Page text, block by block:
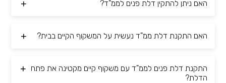
האם ניתן להתקין דלת פנים לממ"ד?
האם התקנת דלת ממ"ד נעשית על המשקוף הקיים בבית?
התקנת דלת פנים לממ"ד עם משקוף קיים מקטינה את פתח
הדלת?